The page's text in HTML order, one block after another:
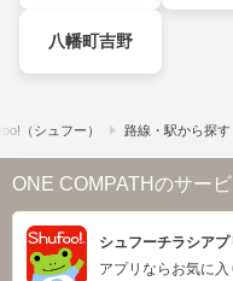
八幡町吉野
（シュフー） 路線・駅から探す
ONE COMPATHのサービ
シュフーチラシアプ
アプリならお気に入